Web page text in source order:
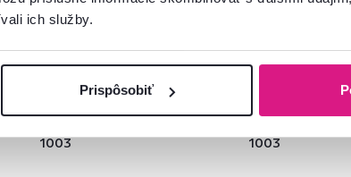
ich služby.
Prispôsobiť
Obraz tlačený na plátno,
viacfarebný, 120x120, MA
1003
Obraz tlačený
viacfarebný,
1003